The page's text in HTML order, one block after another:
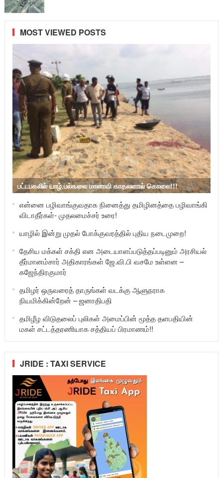
MOST VIEWED POSTS
பட்டபகலில் யாழ்.பல்கலை மாணவி காதலனால் கொலை!!!
என்னை பழிவாங்குவதாக நினைத்து தமிழினத்தை பழிவாங்கி
விடாதீர்கள்- முதலமைச்சர் உரை!
யாழில் இன்று முதல் போக்குவரத்தில் புதிய நடைமுறை!
தேசிய மக்கள் சக்தி என அடையாளப்படுத்தப்படினும் அரசியல்
தீர்மானம்சார் அதிகாரங்கள் ஜே.வி.பி வசமே உள்ளன –
கஜேந்திரகுமார்
தமிழர் ஒருவரைத் தாருங்கள் வடக்கு ஆளுநராக
நியமிக்கின்றேன் – ஜனாதிபதி
தமிழீழ விடுதலைப் புலிகள் அமைப்பின் மூத்த தளபதியின்
மகள் சட்டத்தரணியாக சத்தியப் பிரமாணம்!!
JRIDE : TAXI SERVICE